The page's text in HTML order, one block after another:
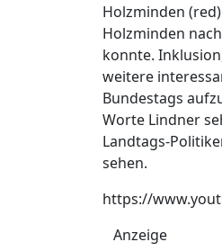
Holzminden
Holzminden
konnte.
weitere
Bundestags
Worte Lindner
Landtags-
sehen.
https://
Anzeige